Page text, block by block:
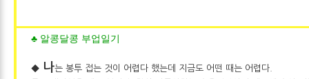
♣ 알콩달콩 부업일기
◆ 나는 봉투 접는 것이 어렵다 했는데 지금도 어떤 때는 어렵다.